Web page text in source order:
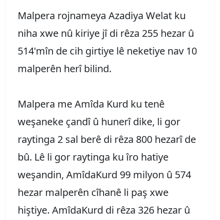
Malpera rojnameya Azadiya Welat ku
niha xwe nû kiriye jî di rêza 255 hezar û
514'mîn de cih girtiye lê neketiye nav 10
malperên herî bilind.
Malpera me Amîda Kurd ku tenê
weşaneke çandî û hunerî dike, li gor
raytinga 2 sal berê di rêza 800 hezarî de
bû. Lê li gor raytinga ku îro hatiye
weşandin, AmîdaKurd 99 milyon û 574
hezar malperên cîhanê li paş xwe
hiştiye. AmîdaKurd di rêza 326 hezar û